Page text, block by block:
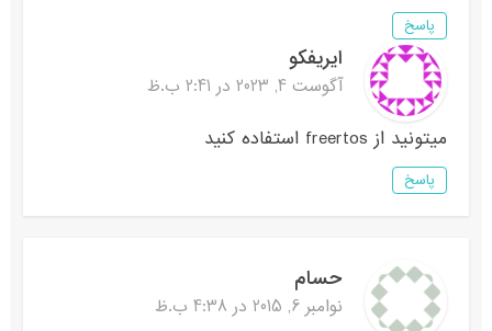
پاسخ
ایریفکو
آگوست 4, 2023 در 2:41 ب.ظ
میتونید از freertos استفاده کنید
پاسخ
حسام
نوامبر 6, 2015 در 4:38 ب.ظ